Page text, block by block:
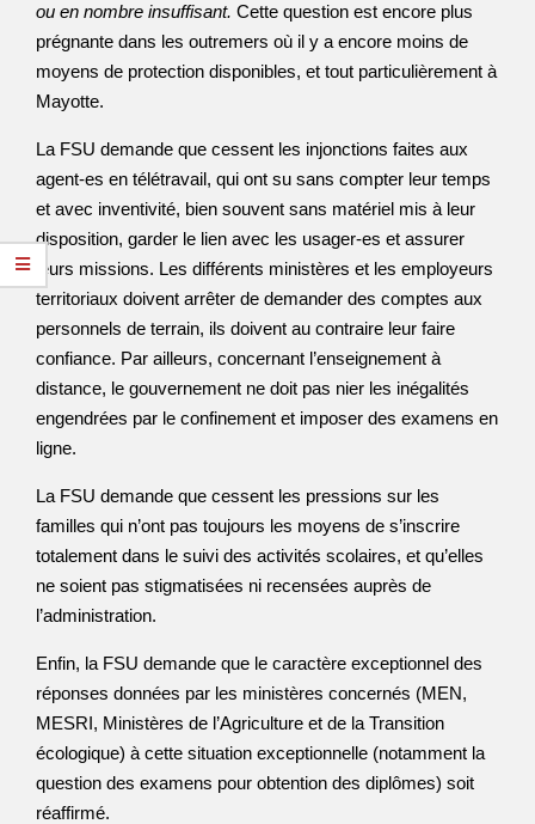
ou en nombre insuffisant. Cette question est encore plus
prégnante dans les outremers où il y a encore moins de
moyens de protection disponibles, et tout particulièrement à
Mayotte.
La FSU demande que cessent les injonctions faites aux
agent-es en télétravail, qui ont su sans compter leur temps
et avec inventivité, bien souvent sans matériel mis à leur
disposition, garder le lien avec les usager-es et assurer
leurs missions. Les différents ministères et les employeurs
territoriaux doivent arrêter de demander des comptes aux
personnels de terrain, ils doivent au contraire leur faire
confiance. Par ailleurs, concernant l’enseignement à
distance, le gouvernement ne doit pas nier les inégalités
engendrées par le confinement et imposer des examens en
ligne.
La FSU demande que cessent les pressions sur les
familles qui n’ont pas toujours les moyens de s’inscrire
totalement dans le suivi des activités scolaires, et qu’elles
ne soient pas stigmatisées ni recensées auprès de
l’administration.
Enfin, la FSU demande que le caractère exceptionnel des
réponses données par les ministères concernés (MEN,
MESRI, Ministères de l’Agriculture et de la Transition
écologique) à cette situation exceptionnelle (notamment la
question des examens pour obtention des diplômes) soit
réaffirmé.